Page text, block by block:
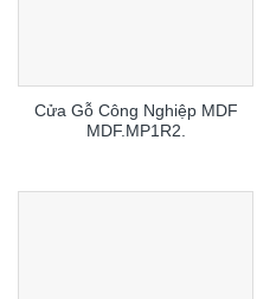
Cửa Gỗ Công Nghiệp MDF
MDF.MP1R2.